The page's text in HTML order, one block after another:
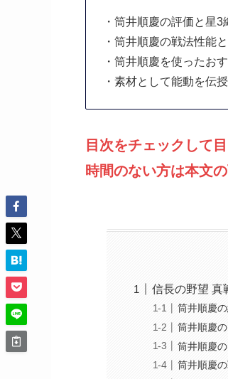
・筒井順慶の評価と星
・筒井順慶の戦法性能
・筒井順慶を使ったお
・素材として能動を伝
目次をチェックして
時間のない方は本文
信長の野望 真
筒井順慶
筒井順慶
筒井順慶
筒井順慶